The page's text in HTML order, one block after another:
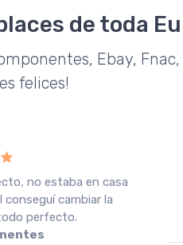
de toda
Ebay,
felices!
no estaba en casa
conseguí cambiar la
perfecto.